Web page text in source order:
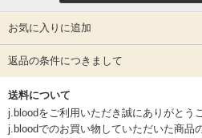
お気に入りに追加
返品の条件につきまして
送料について
j.bloodをご利用いただき誠にありがとう
j.bloodでのお買い物していただいた商品